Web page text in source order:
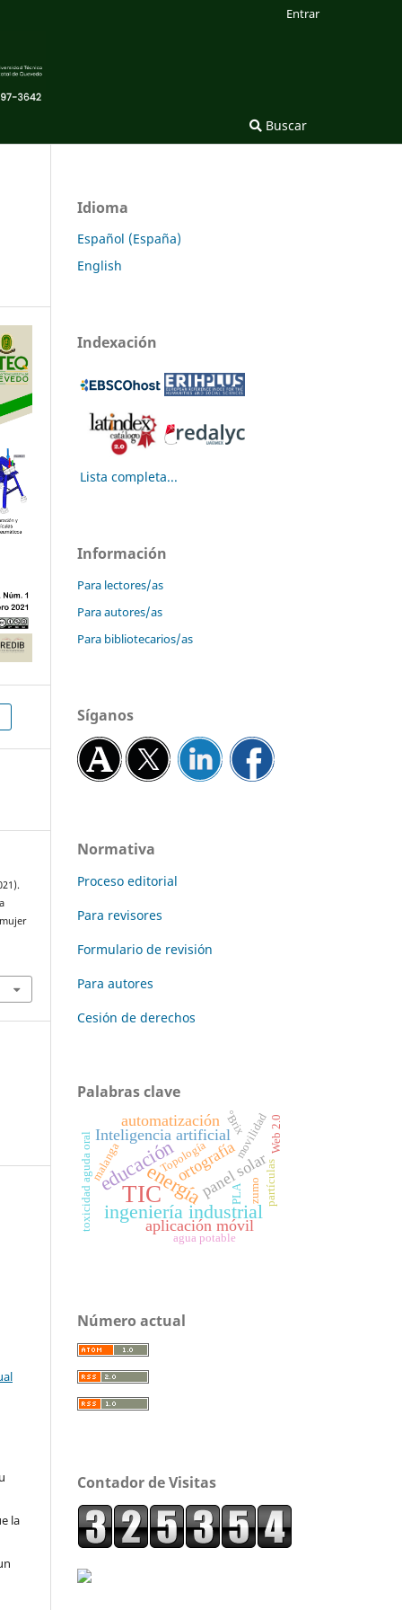
Buscar
Entrar
la
Idioma
Español (España)
English
Indexación
Lista completa...
Información
Para lectores/as
Para autores/as
Para bibliotecarios/as
Síganos
Normativa
Proceso editorial
Para revisores
Formulario de revisión
Para autores
Cesión de derechos
Palabras clave
TICenergía
ingeniería industrial
educación panel solar
Inteligencia artificial
aplicación móvil
automatización
ortografía partículas
toxicidad aguda oral
agua potable
movilidad
malanga
PLA
Topología
zumo
°Brix Web 2.0
Número actual
Contador de Visitas